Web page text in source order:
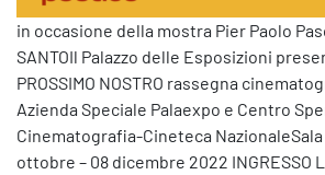
in occasione della mostra Pier Paolo
SANTOIl Palazzo delle Esposizioni
PROSSIMO NOSTRO rassegna
Azienda Speciale Palaexpo e Centro
Cinematografia-Cineteca NazionaleSala
ottobre – 08 dicembre 2022 INGRESSO